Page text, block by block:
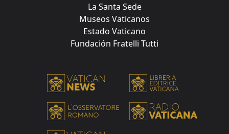
La Santa Sede
Museos Vaticanos
Estado Vaticano
Fundación Fratelli Tutti